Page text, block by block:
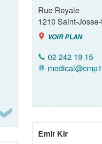
Rue Royale
1210Saint-
VOIR PLAN
02 242 19 15
Emir Kir